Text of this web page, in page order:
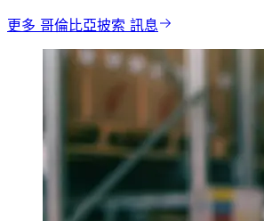
更多 哥倫比亞披索 訊息